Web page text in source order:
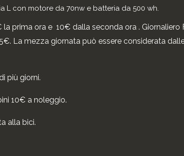
L con motore da 70nw e batteria da 500 wh.
prima ora e 10€ dalla seconda ora . Giornaliero
La mezza giornata può essere considerata
più giorni.
10€ a noleggio.
alla bici.